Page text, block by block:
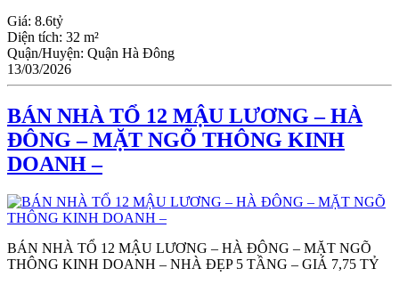
Giá: 8.6tỷ
Diện tích: 32 m²
Quận/Huyện: Quận Hà Đông
13/03/2026
BÁN NHÀ TỔ 12 MẬU LƯƠNG – HÀ
ĐÔNG – MẶT NGÕ THÔNG KINH
DOANH –
BÁN NHÀ TỔ 12 MẬU LƯƠNG – HÀ ĐÔNG – MẶT NGÕ
THÔNG KINH DOANH – NHÀ ĐẸP 5 TẦNG – GIÁ 7,75 TỶ